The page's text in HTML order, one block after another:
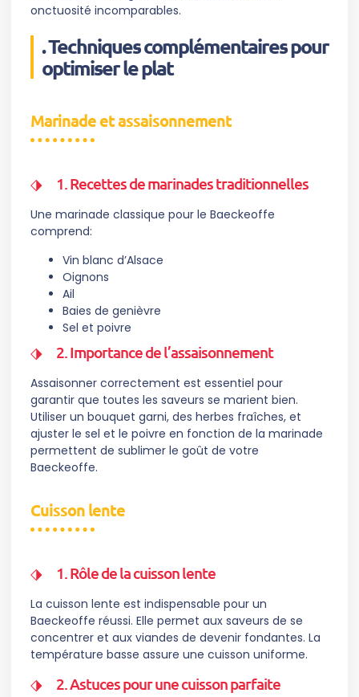
onctuosité incomparables.
. Techniques complémentaires pour
optimiser le plat
Marinade et assaisonnement
1. Recettes de marinades traditionnelles
Une marinade classique pour le Baeckeoffe
comprend:
Vin blanc d’Alsace
Oignons
Ail
Baies de genièvre
Sel et poivre
2. Importance de l’assaisonnement
Assaisonner correctement est essentiel pour
garantir que toutes les saveurs se marient bien.
Utiliser un bouquet garni, des herbes fraîches, et
ajuster le sel et le poivre en fonction de la marinade
permettent de sublimer le goût de votre
Baeckeoffe.
Cuisson lente
1. Rôle de la cuisson lente
La cuisson lente est indispensable pour un
Baeckeoffe réussi. Elle permet aux saveurs de se
concentrer et aux viandes de devenir fondantes. La
température basse assure une cuisson uniforme.
2. Astuces pour une cuisson parfaite